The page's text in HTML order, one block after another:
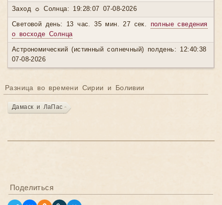
Заход ☼ Солнца: 19:28:07 07-08-2026
Световой день: 13 час. 35 мин. 27 сек. полные сведения
о восходе Солнца
Астрономический (истинный солнечный) полдень: 12:40:38
07-08-2026
Разница во времени Сирии и Боливии
Дамаск и ЛаПас
Поделиться